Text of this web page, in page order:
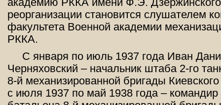
реорганизации становится слушателем
факультета Военной академии
РККА.
С января по июль 1937 года Иван
Черняховский – начальник штаба 2-го
8-й механизированной бригады Киевского
с июля 1937 по май 1938 года – командир